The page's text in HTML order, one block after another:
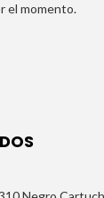
el momento.